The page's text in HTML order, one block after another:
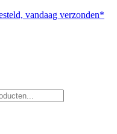
vandaag verzonden*